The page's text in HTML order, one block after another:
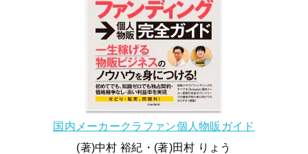
国内メーカークラファン個人物販ガイド
(著)中村 裕紀・(著)田村 りょう